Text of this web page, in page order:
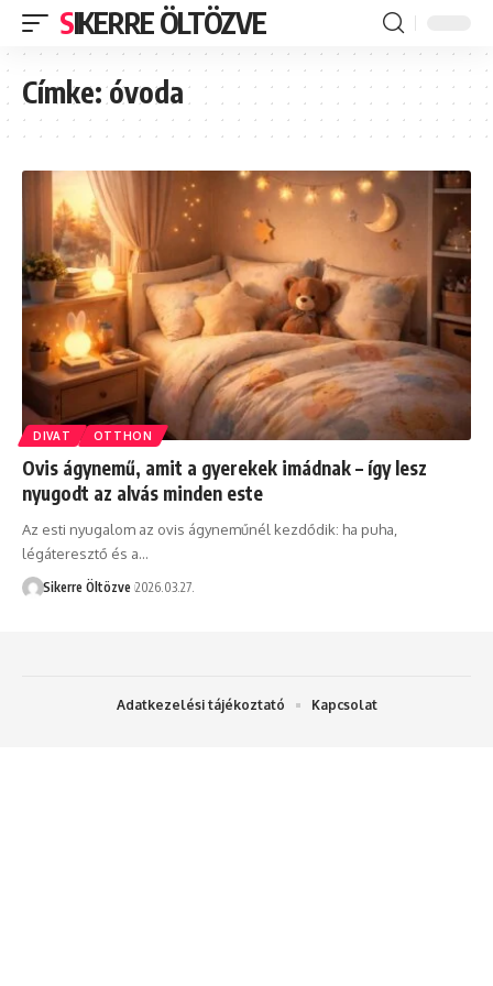
SIKERRE ÖLTÖZVE
Címke:óvoda
DIVAT OTTHON
Ovis ágynemű, amit a gyerekek imádnak – így lesz
nyugodt az alvás minden este
Az esti nyugalom az ovis ágyneműnél kezdődik: ha puha,
légáteresztő és a…
Sikerre Öltözve 2026.03.27.
Adatkezelési tájékoztató Kapcsolat